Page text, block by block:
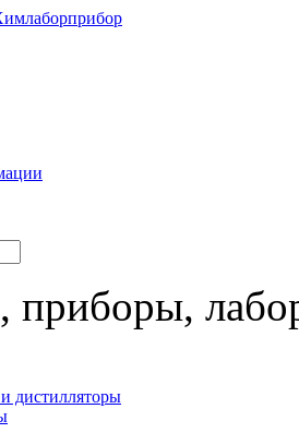
приборы,
дистилляторы